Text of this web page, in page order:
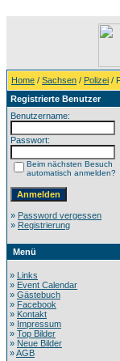
Home / Sachsen / Polizei /
Registrierte Benutzer
Benutzername:
Passwort:
Beim nächsten Besuch
automatisch anmelden?
» Password vergessen
» Registrierung
Menü
» Links
» Event Calendar
» Gästebuch
» Facebook
» Kontakt
» Impressum
» Top Bilder
» Neue Bilder
»AGB